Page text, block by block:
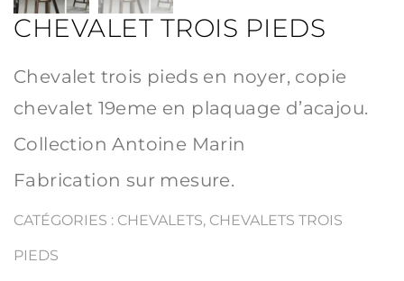
CHEVALET TROIS PIEDS
Chevalet trois pieds en noyer, copie
chevalet 19eme en plaquage d’acajou.
Collection Antoine Marin
Fabrication sur mesure.
CATÉGORIES : CHEVALETS, CHEVALETS TROIS
PIEDS